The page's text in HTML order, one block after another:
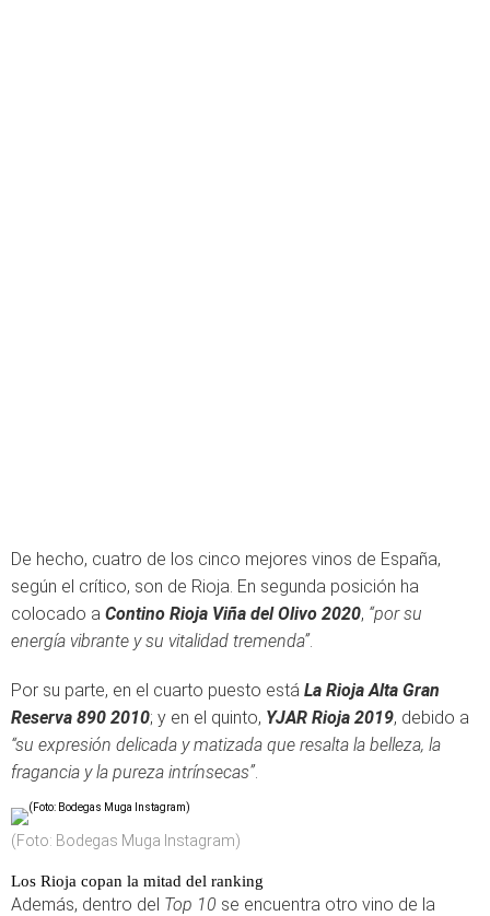
De hecho, cuatro de los cinco mejores vinos de España,
según el crítico, son de Rioja. En segunda posición ha
colocado a Contino Rioja Viña del Olivo 2020, “por su
energía vibrante y su vitalidad tremenda”.
Por su parte, en el cuarto puesto está La Rioja Alta Gran
Reserva 890 2010; y en el quinto, YJAR Rioja 2019, debido a
“su expresión delicada y matizada que resalta la belleza, la
fragancia y la pureza intrínsecas”.
(Foto: Bodegas Muga Instagram)
Los Rioja copan la mitad del ranking
Además, dentro del Top 10 se encuentra otro vino de la